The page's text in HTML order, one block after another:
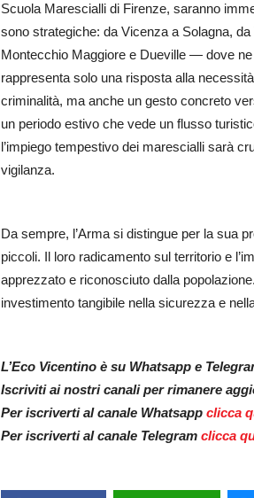
Scuola Marescialli di Firenze, saranno
sono strategiche: da Vicenza a Solagna,
Montecchio Maggiore e Dueville — dove
rappresenta solo una risposta alla
criminalità, ma anche un gesto concreto
un periodo estivo che vede un flusso
l’impiego tempestivo dei marescialli sarà
vigilanza.
Da sempre, l’Arma si distingue per la sua
piccoli. Il loro radicamento sul territorio e
apprezzato e riconosciuto dalla
investimento tangibile nella sicurezza e
L’Eco Vicentino è su Whatsapp e
Iscriviti ai nostri canali per rimanere
Per iscriverti al canale Whatsapp clicca
Per iscriverti al canale Telegram clicca